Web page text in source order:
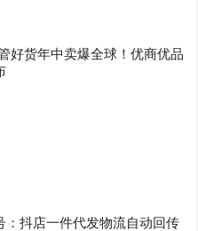
好货年中卖爆全球！优商优品
：抖店一件代发物流自动回传